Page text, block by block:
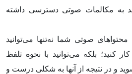
به مکالمات صوتی دسترسی داشته
محتواهای صوتی شما نه‌تنها می‌توانید
کنید؛ بلکه می‌توانید با نحوه تلفظ
و در نتیجه از آنها به شکلی درست و